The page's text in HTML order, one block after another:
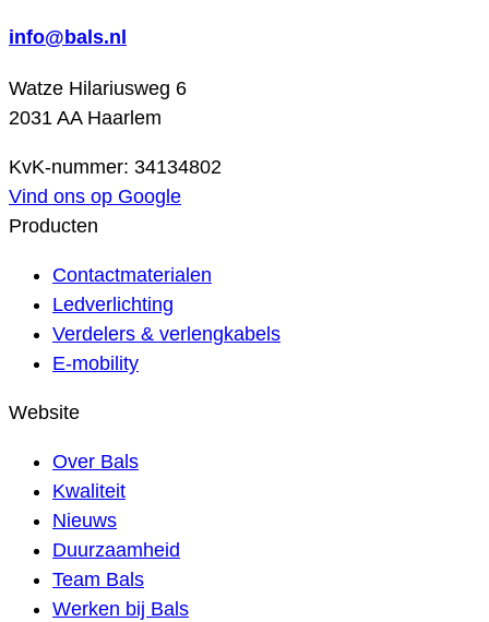
info@bals.nl
Watze Hilariusweg 6
2031 AA Haarlem
KvK-nummer: 34134802
Vind ons op Google
Producten
Contactmaterialen
Ledverlichting
Verdelers & verlengkabels
E-mobility
Website
Over Bals
Kwaliteit
Nieuws
Duurzaamheid
Team Bals
Werken bij Bals